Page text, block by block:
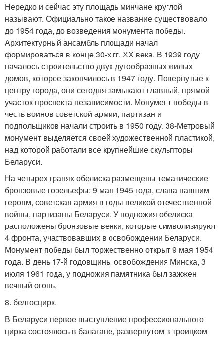
Нередко и сейчас эту площадь минчане круглой
называют. Официально такое название существовало
до 1954 года, до возведения монумента победы.
Архитектурный ансамбль площади начал
формироваться в конце 30-х гг. ХХ века. В 1939 году
началось строительство двух дугообразных жилых
домов, которое закончилось в 1947 году. Повернутые к
центру города, они сегодня замыкают главный, прямой
участок проспекта независимости. Монумент победы в
честь воинов советской армии, партизан и
подпольщиков начали строить в 1950 году. 38-Метровый
монумент выделяется своей художественной пластикой,
над которой работали все крупнейшие скульпторы
Беларуси.
На четырех гранях обелиска размещены тематические
бронзовые горельефы: 9 мая 1945 года, слава павшим
героям, советская армия в годы великой отечественной
войны, партизаны Беларуси. У подножия обелиска
расположены бронзовые венки, которые символизируют
4 фронта, участвовавших в освобождении Беларуси.
Монумент победы был торжественно открыт 9 мая 1954
года. В день 17-й годовщины освобождения Минска, 3
июля 1961 года, у подножия памятника был зажжен
вечный огонь.
8. белгосцирк.
В Беларуси первое выступление профессионального
цирка состоялось в балагане, развернутом в троицком